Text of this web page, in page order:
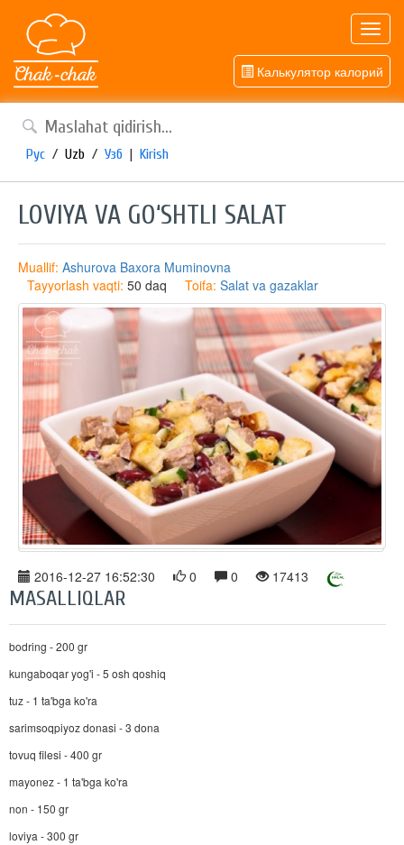
Калькулятор калорий
Рус / Uzb / Узб | Kirish
LOVIYA VA GO‘SHTLI SALAT
Muallif: Ashurova Baxora Muminovna
Tayyorlash vaqti: 50 daq Toifa: Salat va gazaklar
2016-12-27 16:52:30 0 0 17413
MASALLIQLAR
bodring - 200 gr
kungaboqar yog'i - 5 osh qoshiq
tuz - 1 ta'bga ko'ra
sarimsoqpiyoz donasi - 3 dona
tovuq filesi - 400 gr
mayonez - 1 ta'bga ko'ra
non - 150 gr
loviya - 300 gr